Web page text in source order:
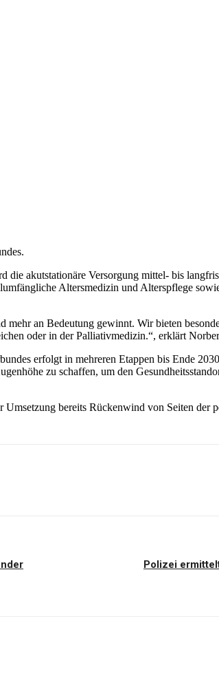
akutstationäre Versorgung mittel- bis
Altersmedizin und Alterspflege
an Bedeutung gewinnt. Wir bieten
oder in der Palliativmedizin.“, erklärt
erfolgt in mehreren Etappen bis Ende
zu schaffen, um den
bereits Rückenwind von Seiten der
Polizei